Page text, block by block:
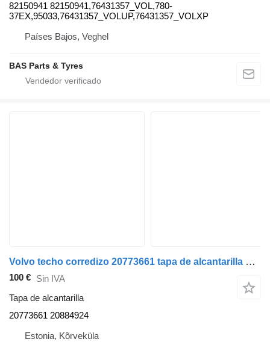
82150941 82150941,76431357_VOL,780-
37EX,95033,76431357_VOLUP,76431357_VOLXP
Países Bajos, Veghel
BAS Parts & Tyres
Volvo techo corredizo 20773661 tapa de alcantarilla para Volvo FE280 cabeza tractora
100 € Sin IVA
Tapa de alcantarilla
20773661 20884924
Estonia, Kõrveküla